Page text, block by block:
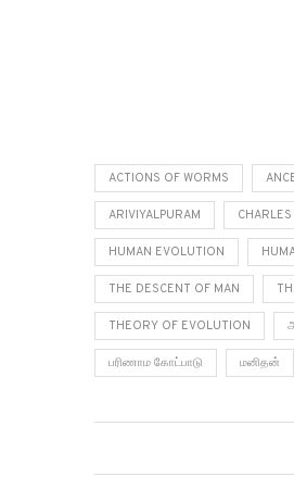
ACTIONS OF WORMS
ARIVIYALPURAM
HUMAN EVOLUTION
THE DESCENT OF MAN
THEORY OF EVOLUTION
பரிணாம கோட்பாடு மனிதன்